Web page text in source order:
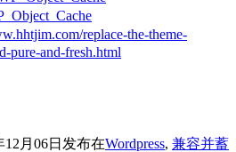
replace-the-theme-
pure-and-fresh.html
12月06日发布在Wordpress, 兼容并蓄